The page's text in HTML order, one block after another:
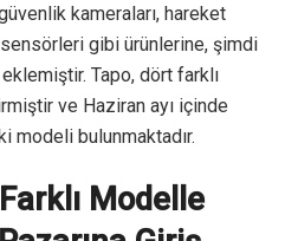
kameraları, hareket
gibi ürünlerine, şimdi
Tapo, dört farklı
ve Haziran ayı içinde
modeli bulunmaktadır.
Modelle